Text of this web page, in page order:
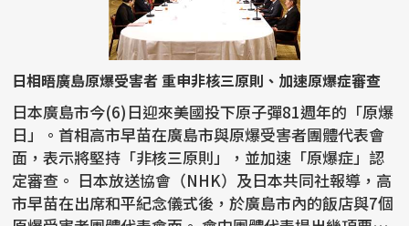
日相晤廣島原爆受害者 重申非核三原則、加速原爆症審查
日本廣島市今(6)日迎來美國投下原子彈81週年的「原爆
日」。首相高市早苗在廣島市與原爆受害者團體代表會
面，表示將堅持「非核三原則」，並加速「原爆症」認
定審查。 日本放送協會（NHK）及日本共同社報導，高
市早苗在出席和平紀念儀式後，於廣島市內的飯店與7個